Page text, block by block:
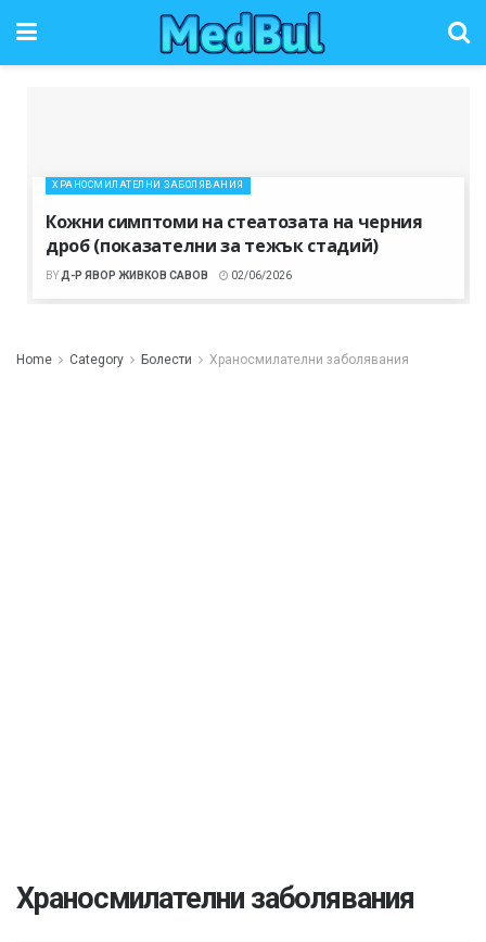
ХРАНОСМИЛАТЕЛНИ ЗАБОЛЯВАНИЯ
Кожни симптоми на стеатозата на черния
дроб (показателни за тежък стадий)
BY Д-Р ЯВОР ЖИВКОВ САВОВ 02/06/2026
Home Category Болести Храносмилателни заболявания
Храносмилателни заболявания